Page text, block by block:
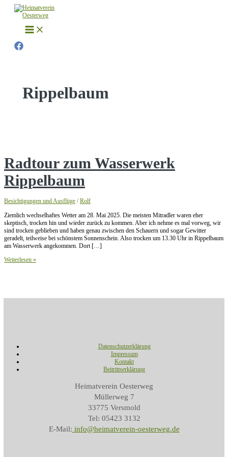
Rippelbaum
Radtour zum Wasserwerk
Rippelbaum
Besichtigungen und Ausflüge /Rolf
Ziemlich wechselhaftes Wetter am 28. Mai 2025. Die meisten Mitradler waren eher
skeptisch, trocken hin und wieder zurück zu kommen. Aber ich nehme es mal vorweg, wir
sind trocken geblieben und haben genau zwischen den Schauern und sogar Gewitter
geradelt, teilweise bei schönstem Sonnenschein. Also trocken um 13.30 Uhr in Rippelbaum
am Wasserwerk angekommen. Dort […]
Radtour
Weiterlesen »
Datenschutzerklärung
Impressum
Kontakt
Beitrittserklärung
Heimatverein Oesterweg
Müllerweg 7
33775 Versmold
Tel: 05423 3132
E-Mail: info@heimatverein-oesterweg.de